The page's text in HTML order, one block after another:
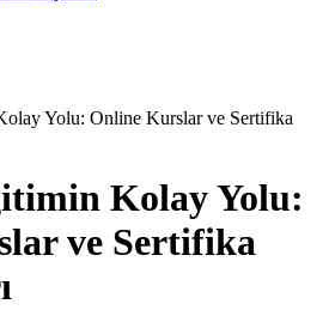
Yolu: Online Kurslar ve Sertifika
Kolay Yolu:
ve Sertifika